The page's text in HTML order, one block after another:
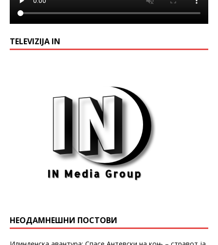
TELEVIZIJA IN
НЕОДАМНЕШНИ ПОСТОВИ